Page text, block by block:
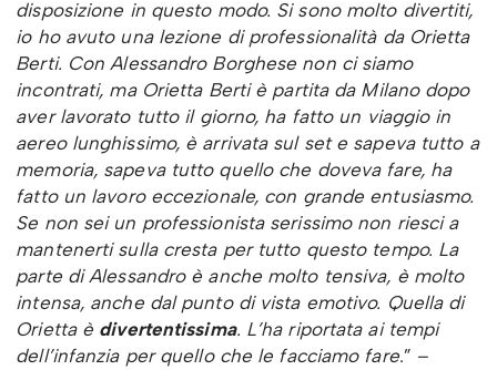
disposizione in questo modo. Si sono molto divertiti,
io ho avuto una lezione di professionalità da Orietta
Berti. Con Alessandro Borghese non ci siamo
incontrati, ma Orietta Berti è partita da Milano dopo
aver lavorato tutto il giorno, ha fatto un viaggio in
aereo lunghissimo, è arrivata sul set e sapeva tutto a
memoria, sapeva tutto quello che doveva fare, ha
fatto un lavoro eccezionale, con grande entusiasmo.
Se non sei un professionista serissimo non riesci a
mantenerti sulla cresta per tutto questo tempo. La
parte di Alessandro è anche molto tensiva, è molto
intensa, anche dal punto di vista emotivo. Quella di
Orietta è divertentissima. L’ha riportata ai tempi
dell’infanzia per quello che le facciamo fare.” –